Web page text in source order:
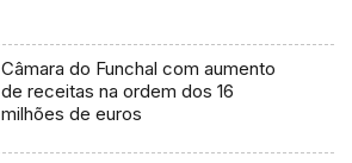
Câmara do Funchal com aumento
de receitas na ordem dos 16
milhões de euros